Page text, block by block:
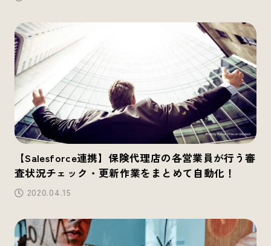
【Salesforce連携】保険代理店の各営業員が行う審
査状況チェック・更新作業をまとめて自動化！
2020.04.15